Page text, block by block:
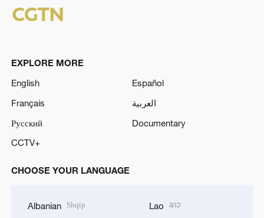
EXPLORE MORE
English
Español
Français
العربية
Русский
Documentary
CCTV+
CHOOSE YOUR LANGUAGE
Albanian Shqip Lao ລາວ